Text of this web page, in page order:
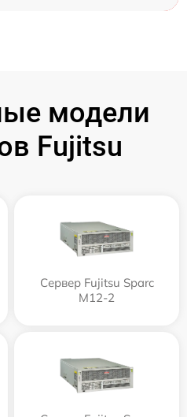
модели
Fujitsu
Сервер Fujitsu Sparc
M12-2